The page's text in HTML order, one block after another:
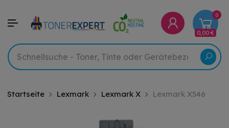
0
0,00 €
Startseite Lexmark Lexmark X Lexmark X546